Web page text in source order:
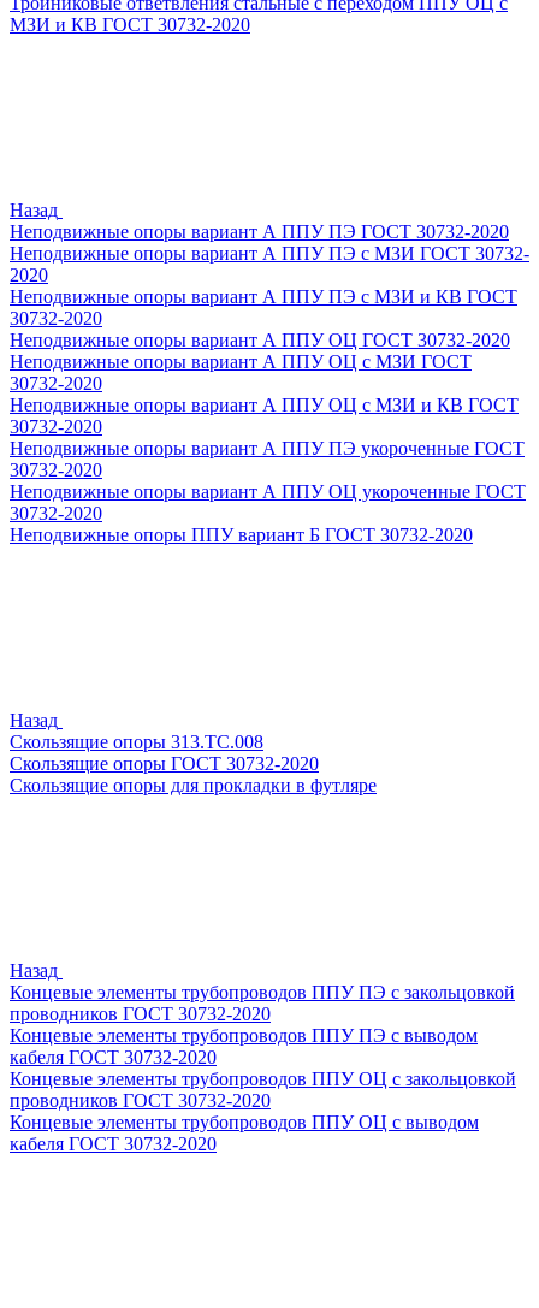
МЗИ и КВ ГОСТ 30732-2020
Назад
Неподвижные опоры вариант А ППУ ПЭ ГОСТ 30732-2020
Неподвижные опоры вариант А ППУ ПЭ с МЗИ ГОСТ 30732-
2020
Неподвижные опоры вариант А ППУ ПЭ с МЗИ и КВ ГОСТ
30732-2020
Неподвижные опоры вариант А ППУ ОЦ ГОСТ 30732-2020
Неподвижные опоры вариант А ППУ ОЦ с МЗИ ГОСТ
30732-2020
Неподвижные опоры вариант А ППУ ОЦ с МЗИ и КВ ГОСТ
30732-2020
Неподвижные опоры вариант А ППУ ПЭ укороченные ГОСТ
30732-2020
Неподвижные опоры вариант А ППУ ОЦ укороченные ГОСТ
30732-2020
Неподвижные опоры ППУ вариант Б ГОСТ 30732-2020
Назад
Скользящие опоры 313.ТС.008
Скользящие опоры ГОСТ 30732-2020
Скользящие опоры для прокладки в футляре
Назад
Концевые элементы трубопроводов ППУ ПЭ с закольцовкой
проводников ГОСТ 30732-2020
Концевые элементы трубопроводов ППУ ПЭ с выводом
кабеля ГОСТ 30732-2020
Концевые элементы трубопроводов ППУ ОЦ с закольцовкой
проводников ГОСТ 30732-2020
Концевые элементы трубопроводов ППУ ОЦ с выводом
кабеля ГОСТ 30732-2020